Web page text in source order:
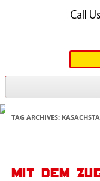
Call
TAG ARCHIVES:
Mit dem